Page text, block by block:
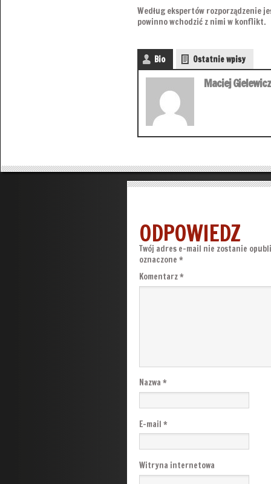
Według ekspertów rozporządzenie
powinno wchodzić z nimi w konflikt.
Bio Ostatnie wpisy
Maciej Gielewicz
ODPOWIEDZ
Twój adres e-mail nie zostanie
oznaczone *
Komentarz*
Nazwa *
E-mail *
Witryna internetowa